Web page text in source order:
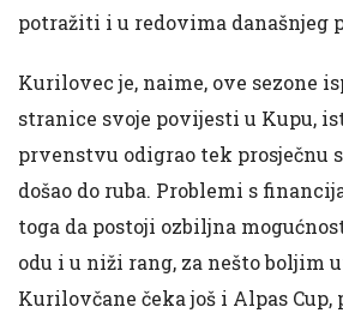
potražiti i u redovima današnjeg
Kurilovec je, naime, ove sezone
stranice svoje povijesti u Kupu,
prvenstvu odigrao tek prosječnu
došao do ruba. Problemi s
toga da postoji ozbiljna
odu i u niži rang, za nešto boljim
Kurilovčane čeka još i Alpas Cup,